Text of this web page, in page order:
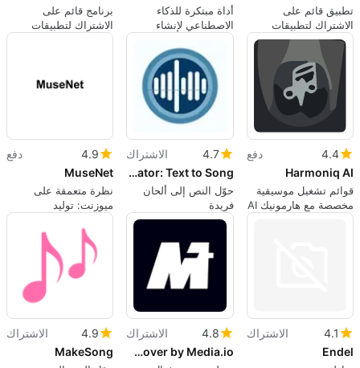
تطبيق قائم على
الاشتراك لتطبيقات
الويب، بواسطة
aoocode.
أداة مبتكرة للذكاء
الاصطناعي لإنشاء
موسيقى الراب
برنامج قائم على
الاشتراك لتطبيقات
الويب، بواسطة نيل
4.4
دفع
Harmoniq AI
قوائم تشغيل موسيقية
مخصصة مع هارمونيك AI
4.7
الاشتراك
AI Music Creator: Text to Song
حوّل النص إلى ألحان
فريدة
4.9
دفع
MuseNet
نظرة متعمقة على
ميوزنت: توليد
الموسيقى بواسطة
الذكاء الاصطناعي
4.1
الاشتراك
Endel
4.8
الاشتراك
Vocal Remover by Media.io
4.9
الاشتراك
MakeSong